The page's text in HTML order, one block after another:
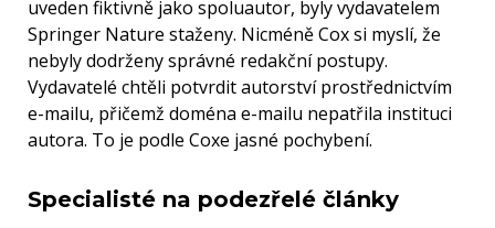
uveden fiktivně jako spoluautor, byly vydavatelem
Springer Nature staženy. Nicméně Cox si myslí, že
nebyly dodrženy správné redakční postupy.
Vydavatelé chtěli potvrdit autorství prostřednictvím
e-mailu, přičemž doména e-mailu nepatřila instituci
autora. To je podle Coxe jasné pochybení.
Specialisté na podezřelé články